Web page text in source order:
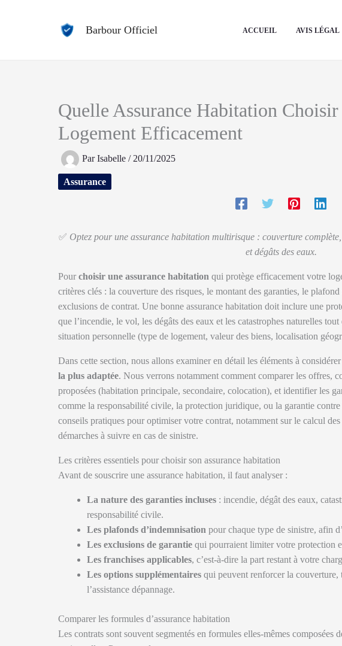
Barbour Officiel ACCUEIL AVIS LÉGAL
Quelle Assurance Habitation
Logement Efficacement
ParIsabelle / 20/11/2025
Assurance
✅ Optez pour une assurance habitation multirisque : couverture
et dégâts des eaux.
Pour choisir une assurance habitation qui protège efficacement votre
critères clés : la couverture des risques, le montant des garanties, le
exclusions de contrat. Une bonne assurance habitation doit inclure une
que l’incendie, le vol, les dégâts des eaux et les catastrophes naturelles
situation personnelle (type de logement, valeur des biens, localisation
Dans cette section, nous allons examiner en détail les éléments à
la plus adaptée. Nous verrons notamment comment comparer les offres,
proposées (habitation principale, secondaire, colocation), et identifier les
comme la responsabilité civile, la protection juridique, ou la garantie
conseils pratiques pour optimiser votre contrat, notamment sur le calcul
démarches à suivre en cas de sinistre.
Les critères essentiels pour choisir son assurance habitation
Avant de souscrire une assurance habitation, il faut analyser :
La nature des garanties incluses : incendie, dégât des eaux,
responsabilité civile.
Les plafonds d’indemnisation pour chaque type de sinistre, afin
Les exclusions de garantie qui pourraient limiter votre protection
Les franchises applicables, c’est-à-dire la part restant à votre
Les options supplémentaires qui peuvent renforcer la
l’assistance dépannage.
Comparer les formules d’assurance habitation
Les contrats sont souvent segmentés en formules elles-mêmes composées